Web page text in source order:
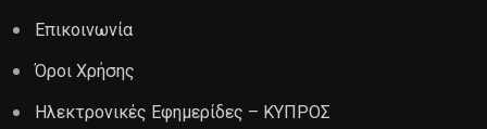
Επικοινωνία
Όροι Χρήσης
Ηλεκτρονικές Εφημερίδες – ΚΥΠΡΟΣ